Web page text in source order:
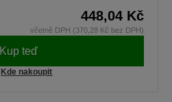
448,04 Kč
včetně DPH (370,28 Kč bez DPH)
Kup teď
Kde nakoupit